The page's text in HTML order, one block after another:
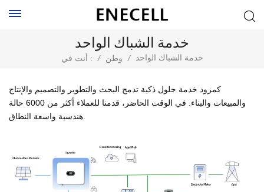
خدمة الشباك الواحد
أنت في : / وطن / خدمة الشباك الواحد
كمزود خدمة حلول ذكية تدمج البحث والتطوير والتصميم والإنتاج
والمبيعات والبناء. في الوقت الحاضر، قدمنا للعملاء أكثر من 6000 حالة